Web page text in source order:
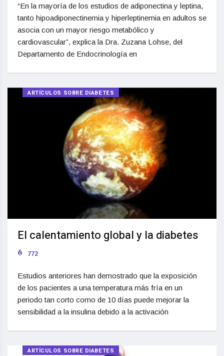
“En la mayoría de los estudios de adiponectina y leptina,
tanto hipoadiponectinemia y hiperleptinemia en adultos se
asocia con un mayor riesgo metabólico y
cardiovascular”, explica la Dra. Zuzana Lohse, del
Departamento de Endocrinología en
ARTÍCULOS SOBRE DIABETES
El calentamiento global y la diabetes
772
Estudios anteriores han demostrado que la exposición
de los pacientes a una temperatura más fría en un
periodo tan corto como de 10 días puede mejorar la
sensibilidad a la insulina debido a la activación
ARTÍCULOS SOBRE DIABETES